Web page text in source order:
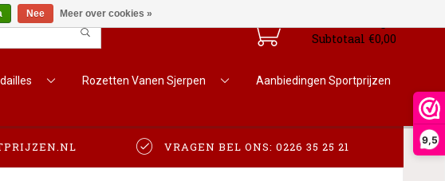
9,5
Subtotaal €0,00
Rozetten Vanen Sjerpen Aanbiedingen Sportprijzen
VRAGEN BEL ONS: 0226 35 25 21
Nee Meer over cookies »